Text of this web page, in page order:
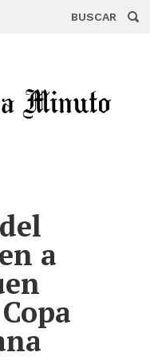
BUSCAR
a